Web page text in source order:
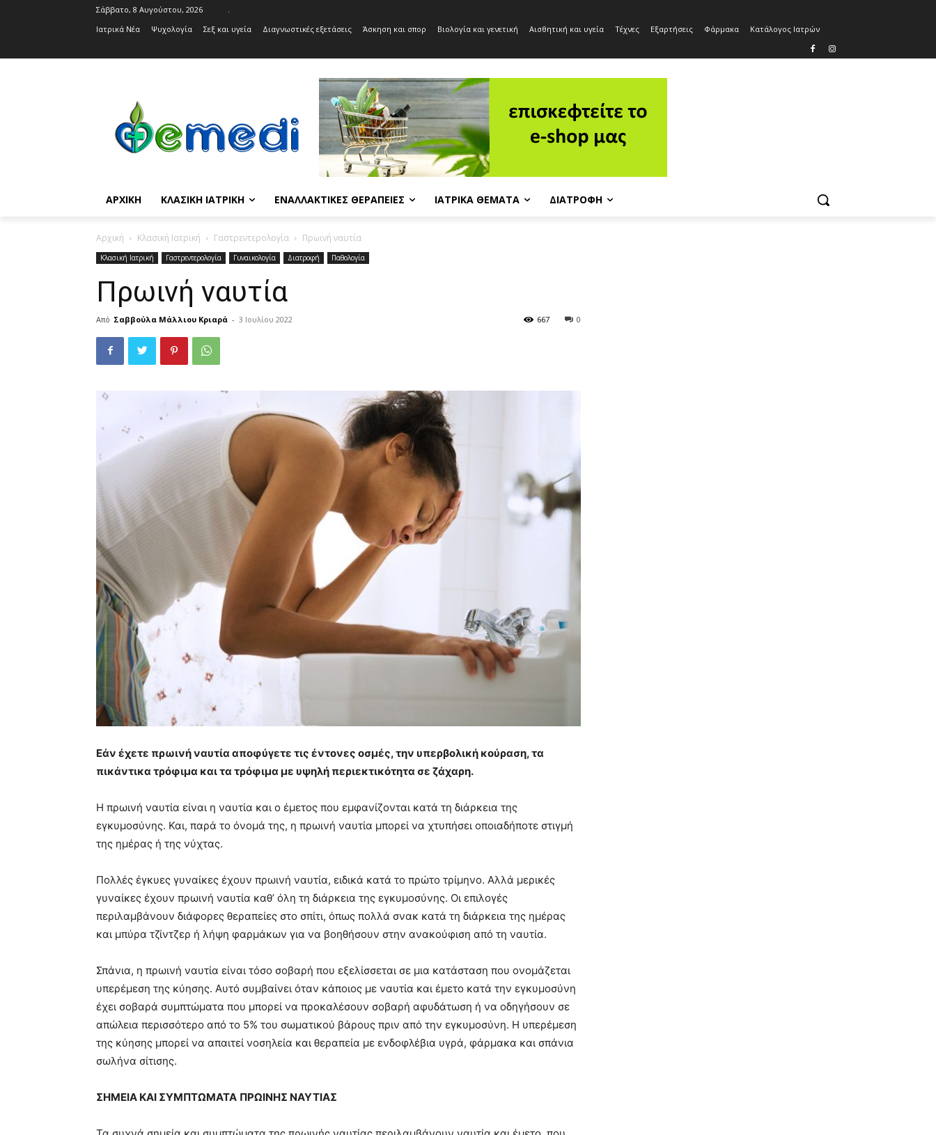
Σάββατο, 8 Αυγούστου, 2026
.
Ιατρικά Νέα
Ψυχολογία Σεξ και υγεία Διαγνωστικές εξετάσεις Άσκηση και σπορ Βιολογία και γενετική Αισθητική και υγεία Τέχνες Εξαρτήσεις Φάρμακα Κατάλογος Ιατρών
ΑΡΧΙΚΉ ΚΛΑΣΙΚΉ ΙΑΤΡΙΚΉ ΕΝΑΛΛΑΚΤΙΚΈΣ ΘΕΡΑΠΕΊΕΣ ΙΑΤΡΙΚΆ ΘΈΜΑΤΑ ΔΙΑΤΡΟΦΉ
Αρχική Κλασική Ιατρική Γαστρεντερολογία Πρωινή ναυτία
Κλασική Ιατρική Γαστρεντερολογία Γυναικολογία Διατροφή Παθολογία
Πρωινή ναυτία
Από Σαββούλα Μάλλιου Κριαρά - 3 Ιουλίου 2022 0
667
Εάν έχετε πρωινή ναυτία αποφύγετε τις έντονες οσμές, την υπερβολική κούραση, τα
πικάντικα τρόφιμα και τα τρόφιμα με υψηλή περιεκτικότητα σε ζάχαρη.
Η πρωινή ναυτία είναι η ναυτία και ο έμετος που εμφανίζονται κατά τη διάρκεια της
εγκυμοσύνης. Και, παρά το όνομά της, η πρωινή ναυτία μπορεί να χτυπήσει οποιαδήποτε στιγμή
της ημέρας ή της νύχτας.
Πολλές έγκυες γυναίκες έχουν πρωινή ναυτία, ειδικά κατά το πρώτο τρίμηνο. Αλλά μερικές
γυναίκες έχουν πρωινή ναυτία καθ’ όλη τη διάρκεια της εγκυμοσύνης. Οι επιλογές
περιλαμβάνουν διάφορες θεραπείες στο σπίτι, όπως πολλά σνακ κατά τη διάρκεια της ημέρας
και μπύρα τζίντζερ ή λήψη φαρμάκων για να βοηθήσουν στην ανακούφιση από τη ναυτία.
Σπάνια, η πρωινή ναυτία είναι τόσο σοβαρή που εξελίσσεται σε μια κατάσταση που ονομάζεται
υπερέμεση της κύησης. Αυτό συμβαίνει όταν κάποιος με ναυτία και έμετο κατά την εγκυμοσύνη
έχει σοβαρά συμπτώματα που μπορεί να προκαλέσουν σοβαρή αφυδάτωση ή να οδηγήσουν σε
απώλεια περισσότερο από το 5% του σωματικού βάρους πριν από την εγκυμοσύνη. Η υπερέμεση
της κύησης μπορεί να απαιτεί νοσηλεία και θεραπεία με ενδοφλέβια υγρά, φάρμακα και σπάνια
σωλήνα σίτισης.
ΣΗΜΕΙΑ ΚΑΙ ΣΥΜΠΤΩΜΑΤΑ ΠΡΩΙΝΗΣ ΝΑΥΤΙΑΣ